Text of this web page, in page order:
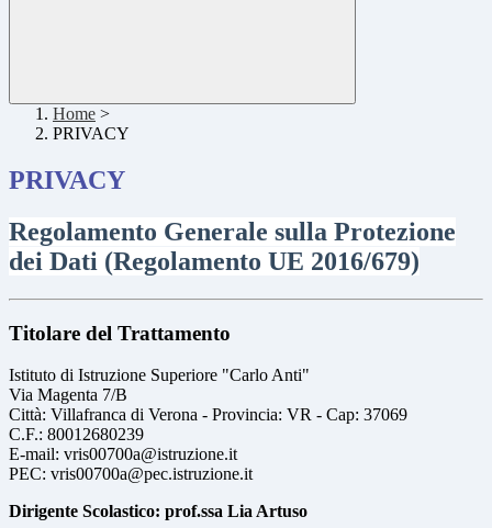
Home >
PRIVACY
PRIVACY
Regolamento Generale sulla Protezione
dei Dati (Regolamento UE 2016/679)
Titolare del Trattamento
Istituto di Istruzione Superiore "Carlo Anti"
Via Magenta 7/B
Città: Villafranca di Verona - Provincia: VR - Cap: 37069
C.F.: 80012680239
E-mail: vris00700a@istruzione.it
PEC: vris00700a@pec.istruzione.it
Dirigente Scolastico: prof.ssa Lia Artuso